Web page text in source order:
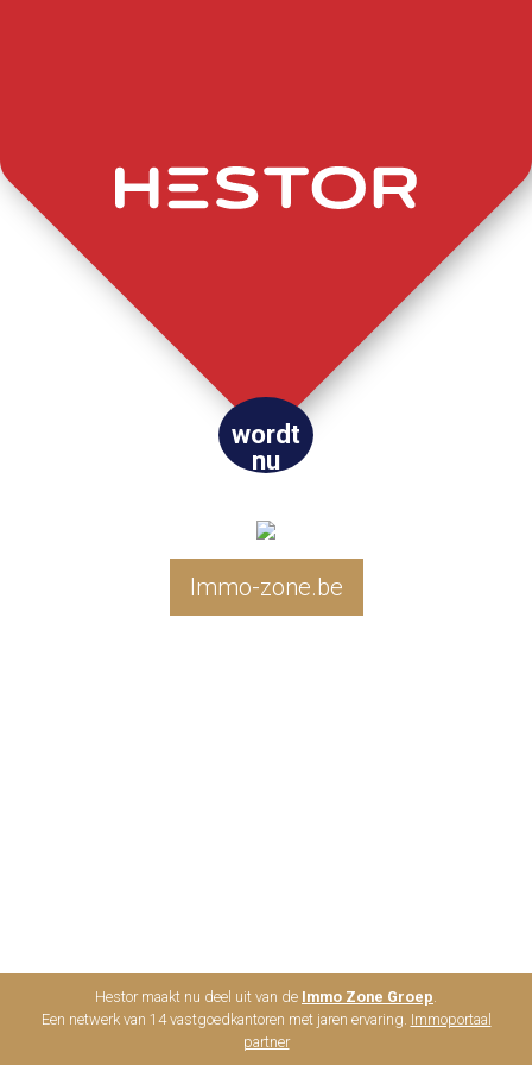
wordt
nu
Immo-zone.be
Hestor maakt nu deel uit van de Immo Zone Groep.
Een netwerk van 14 vastgoedkantoren met jaren ervaring. Immoportaal
partner